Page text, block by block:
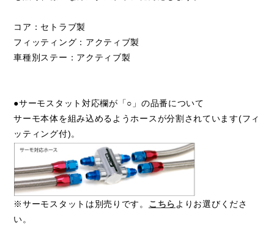
コア：セトラブ製
フィッティング：アクティブ製
車種別ステー：アクティブ製
●サーモスタット対応欄が「○」の品番について
サーモ本体を組み込めるようホースが分割されています(フィ
ッティング付)。
※サーモスタットは別売りです。 こちら よりお選びくださ
い。